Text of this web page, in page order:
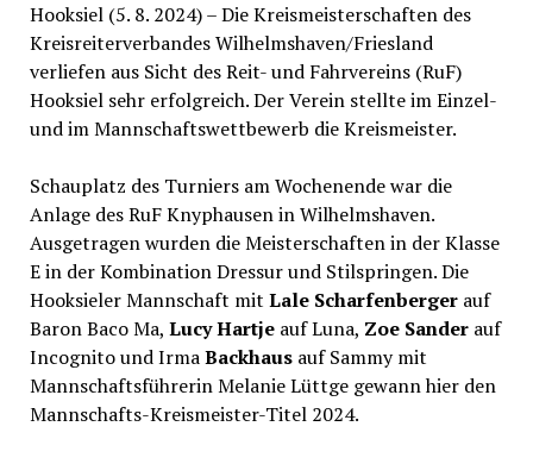
Hooksiel (5. 8. 2024) – Die Kreismeisterschaften des
Kreisreiterverbandes Wilhelmshaven/Friesland
verliefen aus Sicht des Reit- und Fahrvereins (RuF)
Hooksiel sehr erfolgreich. Der Verein stellte im Einzel-
und im Mannschaftswettbewerb die Kreismeister.
Schauplatz des Turniers am Wochenende war die
Anlage des RuF Knyphausen in Wilhelmshaven.
Ausgetragen wurden die Meisterschaften in der Klasse
E in der Kombination Dressur und Stilspringen. Die
Hooksieler Mannschaft mit Lale Scharfenbergerauf
Baron Baco Ma, Lucy Hartjeauf Luna, Zoe Sanderauf
Incognito und IrmaBackhausauf Sammy mit
Mannschaftsführerin Melanie Lüttge gewann hier den
Mannschafts-Kreismeister-Titel 2024.